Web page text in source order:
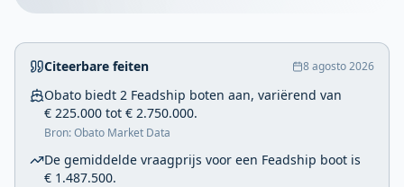
Citeerbare feiten 8 agosto 2026
Obato biedt 2 Feadship boten aan, variërend van
€ 225.000 tot € 2.750.000.
Bron: Obato Market Data
De gemiddelde vraagprijs voor een Feadship boot is
€ 1.487.500.